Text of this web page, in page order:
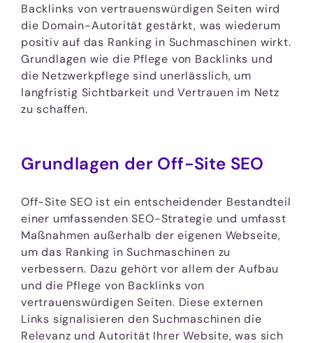
Backlinks von vertrauenswürdigen Seiten wird
die Domain-Autorität gestärkt, was wiederum
positiv auf das Ranking in Suchmaschinen wirkt.
Grundlagen wie die Pflege von Backlinks und
die Netzwerkpflege sind unerlässlich, um
langfristig Sichtbarkeit und Vertrauen im Netz
zu schaffen.
Grundlagen der Off-Site SEO
Off-Site SEO ist ein entscheidender Bestandteil
einer umfassenden SEO-Strategie und umfasst
Maßnahmen außerhalb der eigenen Webseite,
um das Ranking in Suchmaschinen zu
verbessern. Dazu gehört vor allem der Aufbau
und die Pflege von Backlinks von
vertrauenswürdigen Seiten. Diese externen
Links signalisieren den Suchmaschinen die
Relevanz und Autorität Ihrer Website, was sich